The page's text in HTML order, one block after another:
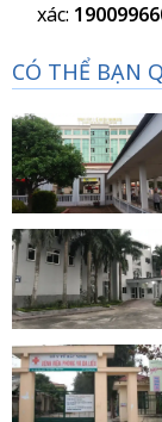
xác:
CÓ THỂ BẠN